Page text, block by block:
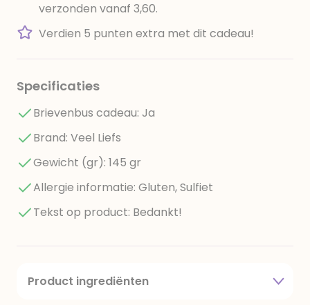
verzonden vanaf 3,60.
Verdien 5 punten extra met dit cadeau!
Specificaties
Brievenbus cadeau: Ja
Brand: Veel Liefs
Gewicht (gr): 145 gr
Allergie informatie: Gluten, Sulfiet
Tekst op product: Bedankt!
Product ingrediënten